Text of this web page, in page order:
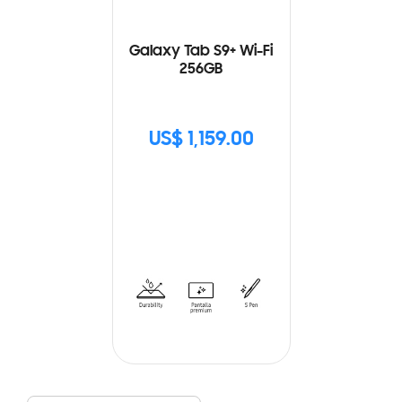
Galaxy Tab S9+ Wi-Fi
256GB
US$ 1,159.00